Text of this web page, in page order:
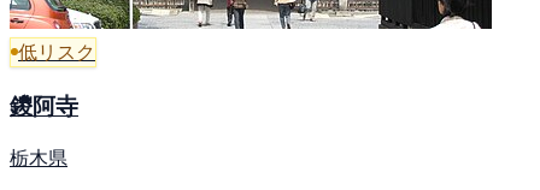
低リスク
鑁阿寺
栃木県